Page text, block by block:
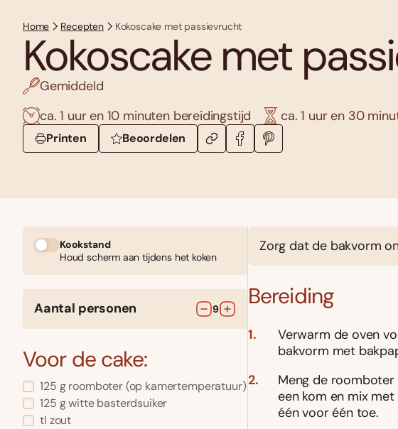
Home Recepten Kokoscake met passievrucht
Kokoscake met
Gemiddeld
ca. 1 uur en 10 minuten bereidingstijd
ca. 1 uur en 30
Printen Beoordelen
Kookstand
Houd scherm aan tijdens het koken
Aantal personen 9
Voor de cake:
125 g roomboter(op kamertemperatuur)
125 gwitte basterdsuiker
tl zout
Zorg dat de bakvorm
Bereiding
Verwarm de oven
bakvorm met
Meng de
een kom en mix
één voor één toe.